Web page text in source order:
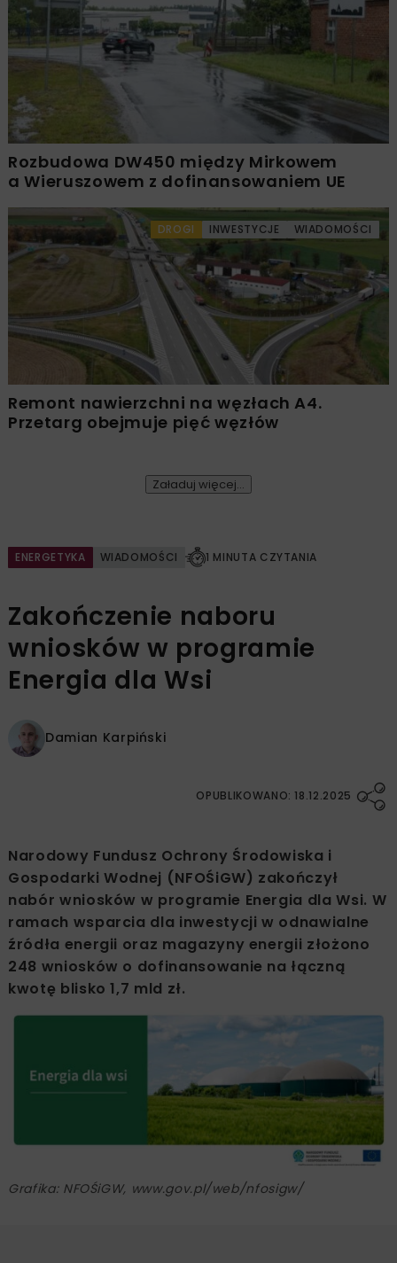
Rozbudowa DW450 między Mirkowem
a Wieruszowem z dofinansowaniem UE
DROGI INWESTYCJE WIADOMOŚCI
Remont nawierzchni na węzłach A4.
Przetarg obejmuje pięć węzłów
Załaduj więcej...
ENERGETYKA WIADOMOŚCI 1 MINUTA CZYTANIA
Zakończenie naboru
wniosków w programie
Energia dla Wsi
Damian Karpiński
OPUBLIKOWANO: 18.12.2025
Narodowy Fundusz Ochrony Środowiska i
Gospodarki Wodnej (NFOŚiGW) zakończył
nabór wniosków w programie Energia dla Wsi. W
ramach wsparcia dla inwestycji w odnawialne
źródła energii oraz magazyny energii złożono
248 wniosków o dofinansowanie na łączną
kwotę blisko 1,7 mld zł.
Grafika: NFOŚiGW, www.gov.pl/web/nfosigw/